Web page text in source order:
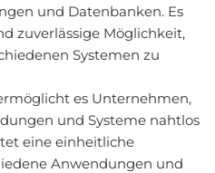
und Datenbanken. Es
zuverlässige Möglichkeit,
Systemen zu
es Unternehmen,
und Systeme nahtlos
eine einheitliche
Anwendungen und